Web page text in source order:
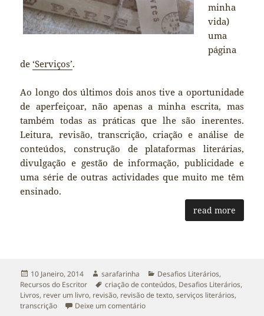
minha
vida)
uma
página
de‘Serviços’.
Ao longo dos últimos dois anos tive a oportunidade
de aperfeiçoar, não apenas a minha escrita, mas
também todas as práticas que lhe são inerentes.
Leitura, revisão, transcrição, criação e análise de
conteúdos, construção de plataformas literárias,
divulgação e gestão de informação, publicidade e
uma série de outras actividades que muito me têm
ensinado.
read more
Publicado
a
10 Janeiro, 2014 Autor
sarafarinha Categorias
Desafios Literários,
Recursos do Escritor
Etiquetas
criação de conteúdos, Desafios Literários,
Livros, rever um livro, revisão, revisão de texto,serviços literários,
transcrição
Deixe um comentáriosobre Sobre a Página ‘Serviços’